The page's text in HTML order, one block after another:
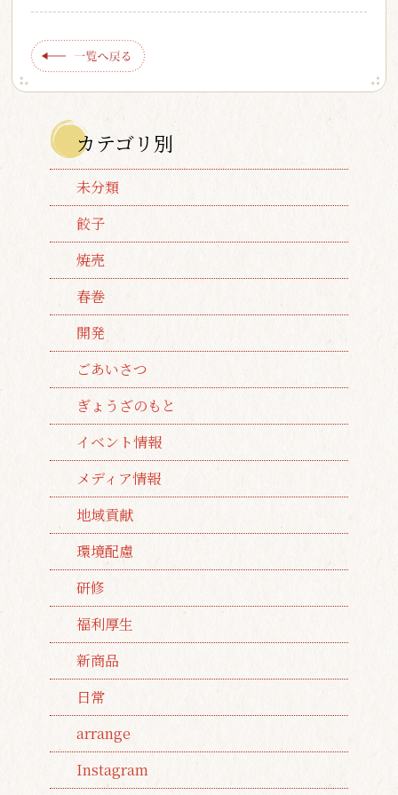
カテゴリ別
未分類
餃子
焼売
春巻
開発
ごあいさつ
ぎょうざのもと
イベント情報
メディア情報
地域貢献
環境配慮
研修
福利厚生
新商品
日常
arrange
Instagram